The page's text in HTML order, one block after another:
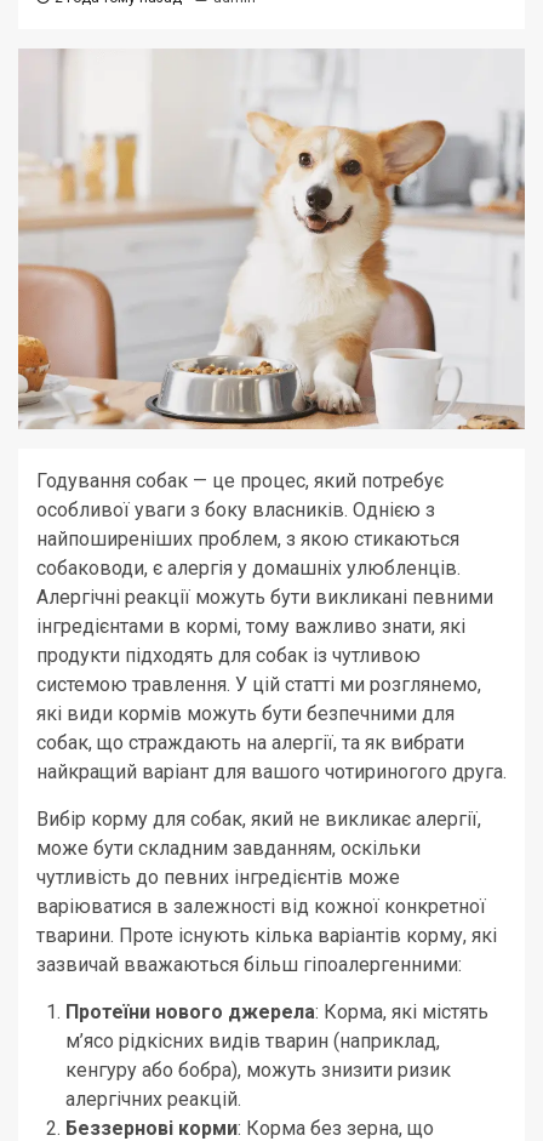
Годування собак — це процес, який потребує
особливої уваги з боку власників. Однією з
найпоширеніших проблем, з якою стикаються
собаководи, є алергія у домашніх улюбленців.
Алергічні реакції можуть бути викликані певними
інгредієнтами в кормі, тому важливо знати, які
продукти підходять для собак із чутливою
системою травлення. У цій статті ми розглянемо,
які види кормів можуть бути безпечними для
собак, що страждають на алергії, та як вибрати
найкращий варіант для вашого чотириногого друга.
Вибір корму для собак, який не викликає алергії,
може бути складним завданням, оскільки
чутливість до певних інгредієнтів може
варіюватися в залежності від кожної конкретної
тварини. Проте існують кілька варіантів корму, які
зазвичай вважаються більш гіпоалергенними:
Протеїни нового джерела: Корма, які містять
м’ясо рідкісних видів тварин (наприклад,
кенгуру або бобра), можуть знизити ризик
алергічних реакцій.
Беззернові корми: Корма без зерна, що